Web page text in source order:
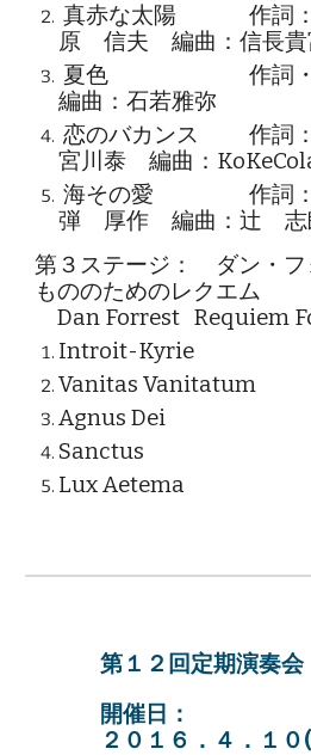
真赤な太陽
作詞
原 信夫 編曲：信長貴
夏色
作詞
編曲：石若雅弥
恋のバカンス
作詞
宮川泰 編曲：
海その愛
作詞
弾 厚作 編曲：辻 志
第３ステージ： ダン・フ
もののためのレクエム
Dan Forrest Requiem
Introit-Kyrie
Vanitas Vanitatum
Agnus Dei
Sanctus
Lux Aetema
第１２回定期演奏会
開催日：
２０１６．４．１０(